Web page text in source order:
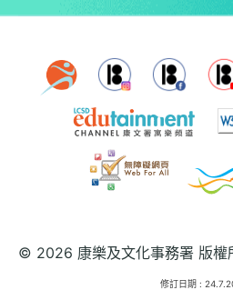
© 2026 康樂及文化事務署 版權
修訂日期 :